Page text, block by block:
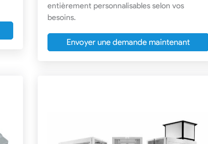
entièrement personnalisables selon vos
besoins.
Envoyer une demande maintenant